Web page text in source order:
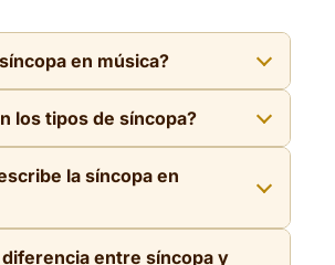
en música?
del compás: una nota ataca en
siguiente mediante una
es que el tiempo fuerte
los tipos de síncopa?
débil cruza la línea de
el tiempo fuerte del siguiente
la síncopa en
diferencia entre síncopa y